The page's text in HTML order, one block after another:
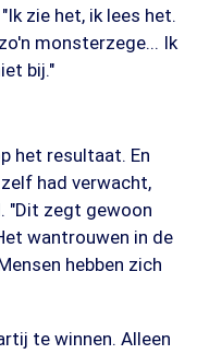
zie het, ik lees het.
monsterzege... Ik
bij."
het resultaat. En
had verwacht,
"Dit zegt gewoon
wantrouwen in de
hebben zich
te winnen. Alleen